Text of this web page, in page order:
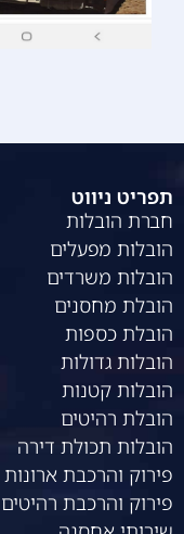
תפריט ניווט
חברת הובלות
הובלות מפעלים
הובלות משרדים
הובלת מחסנים
הובלת כספות
הובלות גדולות
הובלות קטנות
הובלת רהיטים
הובלות תכולת דירה
פירוק והרכבת ארונות
פירוק והרכבת רהיטים